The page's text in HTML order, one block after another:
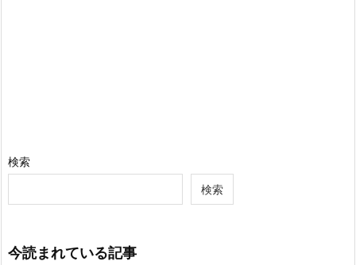
検索
検索
今読まれている記事